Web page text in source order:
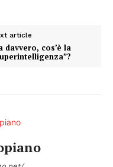
article
davvero, cos’è la